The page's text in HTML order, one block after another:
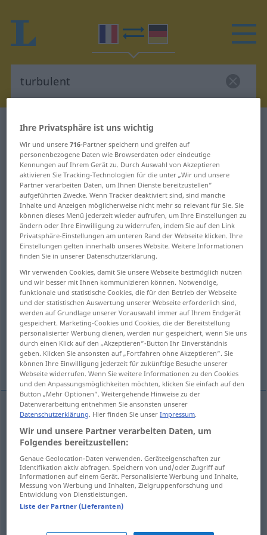
Französisch-Deutsch Wörterbuch
Französisch-Deutsch Übersetzung
für "turbulent"
"turbulent" Deutsch Übersetzung
„turbulent“: adjectif (qualificatif)
Übersicht aller Übersetzungen
(Für mehr Details die Übersetzung anklicken/antippen)
ausgelassen, wild, sehr lebhaft
turbulent
sehr lebhaft turbulentenfant
Ihre Privatsphäre ist uns wichtig
Wir und unsere716-Partner speichern und greifen auf
personenbezogene Daten wie Browserdaten oder eindeutige
Kennungen auf Ihrem Gerät zu. Durch Auswahl von Akzeptieren
aktivieren Sie Tracking-Technologien für die unter „Wir und unsere
Partner verarbeiten Daten, um Ihnen Dienste bereitzustellen“
aufgeführten Zwecke. Wenn Tracker deaktiviert sind, sind manche
Inhalte und Anzeigen möglicherweise nicht mehr so relevant für Sie. Sie
können dieses Menü jederzeit wieder aufrufen, um Ihre Einstellungen zu
ändern oder Ihre Einwilligung zu widerrufen, indem Sie auf den Link
Privatsphäre-Einstellungen am unteren Rand der Webseite klicken. Ihre
Einstellungen gelten innerhalb unseres Website. Weitere Informationen
finden Sie in unserer Datenschutzerklärung.
Wir verwenden Cookies, damit Sie unsere Webseite bestmöglich nutzen
und wir besser mit Ihnen kommunizieren können. Notwendige,
funktionale und statistische Cookies, die für den Betrieb der Webseite
und der statistischen Auswertung unserer Webseite erforderlich sind,
werden auf Grundlage unserer Vorauswahl immer auf Ihrem Endgerät
gespeichert. Marketing-Cookies und Cookies, die der Bereitstellung
personalisierter Werbung dienen, werden nur gespeichert, wenn Sie uns
durch einen Klick auf den „Akzeptieren“-Button Ihr Einverständnis
geben. Klicken Sie ansonsten auf „Fortfahren ohne Akzeptieren“. Sie
können Ihre Einwilligung jederzeit für zukünftige Besuche unserer
Webseite widerrufen. Wenn Sie weitere Informationen zu den Cookies
und den Anpassungsmöglichkeiten möchten, klicken Sie einfach auf den
Button „Mehr Optionen“. Weitergehende Hinweise zu der
Datenverarbeitung entnehmen Sie ansonsten unserer
Datenschutzerklärung. Hier finden Sie unserImpressum.
Wir und unsere Partner verarbeiten Daten, um
Folgendes bereitzustellen:
Genaue Geolocation-Daten verwenden. Geräteeigenschaften zur
Identifikation aktiv abfragen. Speichern von und/oder Zugriff auf
Informationen auf einem Gerät. Personalisierte Werbung und Inhalte,
Messung von Werbung und Inhalten, Zielgruppenforschung und
Entwicklung von Dienstleistungen.
Liste der Partner (Lieferanten)